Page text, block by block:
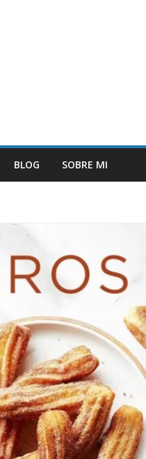
BLOG SOBRE MI